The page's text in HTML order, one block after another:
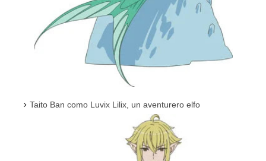
Taito Ban como Luvix Lilix, un aventurero elfo